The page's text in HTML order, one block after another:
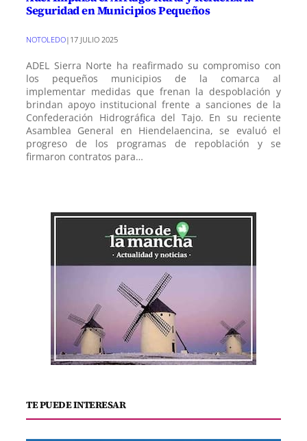
Seguridad en Municipios Pequeños
NOTOLEDO| 17 JULIO 2025
ADEL Sierra Norte ha reafirmado su compromiso con
los pequeños municipios de la comarca al
implementar medidas que frenan la despoblación y
brindan apoyo institucional frente a sanciones de la
Confederación Hidrográfica del Tajo. En su reciente
Asamblea General en Hiendelaencina, se evaluó el
progreso de los programas de repoblación y se
firmaron contratos para…
TE PUEDE INTERESAR